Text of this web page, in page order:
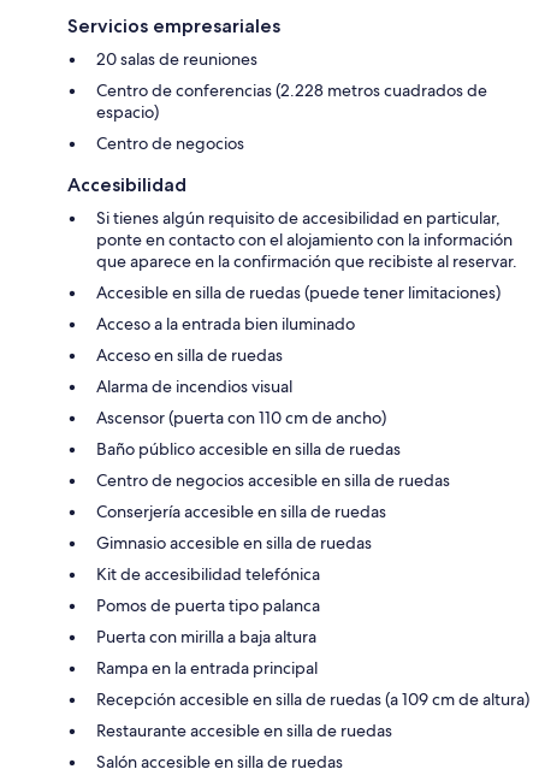
Servicios empresariales
20 salas de reuniones
Centro de conferencias (2.228 metros cuadrados de
espacio)
Centro de negocios
Accesibilidad
Si tienes algún requisito de accesibilidad en particular,
ponte en contacto con el alojamiento con la información
que aparece en la confirmación que recibiste al reservar.
Accesible en silla de ruedas (puede tener limitaciones)
Acceso a la entrada bien iluminado
Acceso en silla de ruedas
Alarma de incendios visual
Ascensor (puerta con 110 cm de ancho)
Baño público accesible en silla de ruedas
Centro de negocios accesible en silla de ruedas
Conserjería accesible en silla de ruedas
Gimnasio accesible en silla de ruedas
Kit de accesibilidad telefónica
Pomos de puerta tipo palanca
Puerta con mirilla a baja altura
Rampa en la entrada principal
Recepción accesible en silla de ruedas (a 109 cm de altura)
Restaurante accesible en silla de ruedas
Salón accesible en silla de ruedas